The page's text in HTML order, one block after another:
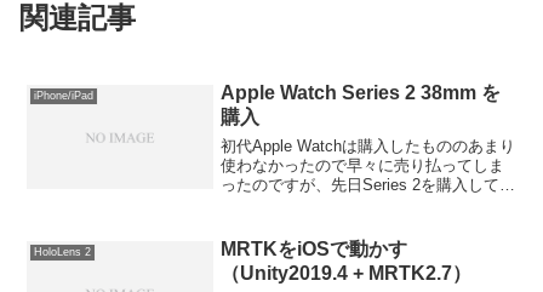
関連記事
iPhone/iPad
Apple Watch Series 2 38mm を
購入
初代Apple Watchは購入したもののあまり
使わなかったので早々に売り払ってしま
ったのですが、先日Series 2を購入してし
して見ると大きすぎて非常にバランス
が...
HoloLens 2
MRTKをiOSで動かす
（Unity2019.4 + MRTK2.7）